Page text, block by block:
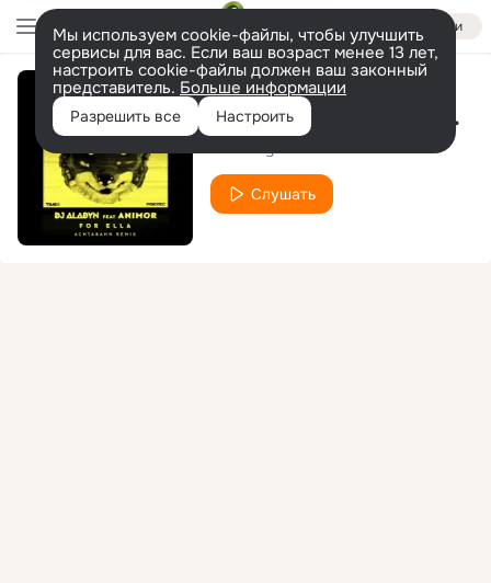
Войти
Мы используем cookie-файлы, чтобы улучшить
сервисы для вас. Если ваш возраст менее 13 лет,
настроить cookie-файлы должен ваш законный
представитель. Больше информации
Разрешить все Настроить For Ella (Achtabahn Remix Edit)
Слушать